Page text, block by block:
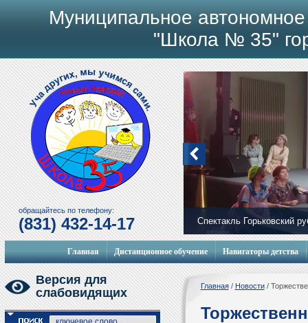
Спектакль Горьковский
Мобильный городок
обращайтесь по телефону:
(831) 432-14-17
Муниципальное
"Школа № 35"
Главная Дистанционное обучение Навигаторы детства
Версия для
слабовидящих
Главная/ Новости/